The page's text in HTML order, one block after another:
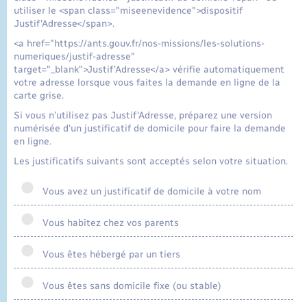
utiliser le <span class="miseenevidence">dispositif
Justif'Adresse</span>.
<a href="https://ants.gouv.fr/nos-missions/les-solutions-
numeriques/justif-adresse"
target="_blank">Justif'Adresse</a> vérifie automatiquement
votre adresse lorsque vous faites la demande en ligne de la
carte grise.
Si vous n’utilisez pas Justif'Adresse, préparez une version
numérisée d'un justificatif de domicile pour faire la demande
en ligne.
Les justificatifs suivants sont acceptés selon votre situation.
Vous avez un justificatif de domicile à votre nom
Vous habitez chez vos parents
Vous êtes hébergé par un tiers
Vous êtes sans domicile fixe (ou stable)